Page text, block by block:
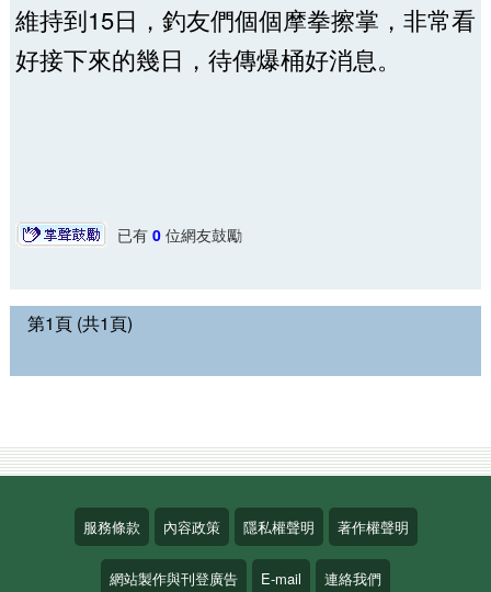
維持到15日，釣友們個個摩拳擦掌，非常看
好接下來的幾日，待傳爆桶好消息。
已有 0位網友鼓勵
第1頁 (共1頁)
服務條款 內容政策 隱私權聲明 著作權聲明
網站製作與刊登廣告 E-mail 連絡我們